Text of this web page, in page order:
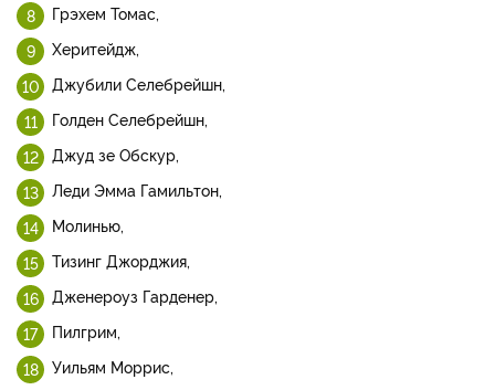
Грэхем Томас,
Херитейдж,
Джубили Селебрейшн,
Голден Селебрейшн,
Джуд зе Обскур,
Леди Эмма Гамильтон,
Молинью,
Тизинг Джорджия,
Дженероуз Гарденер,
Пилгрим,
Уильям Моррис,